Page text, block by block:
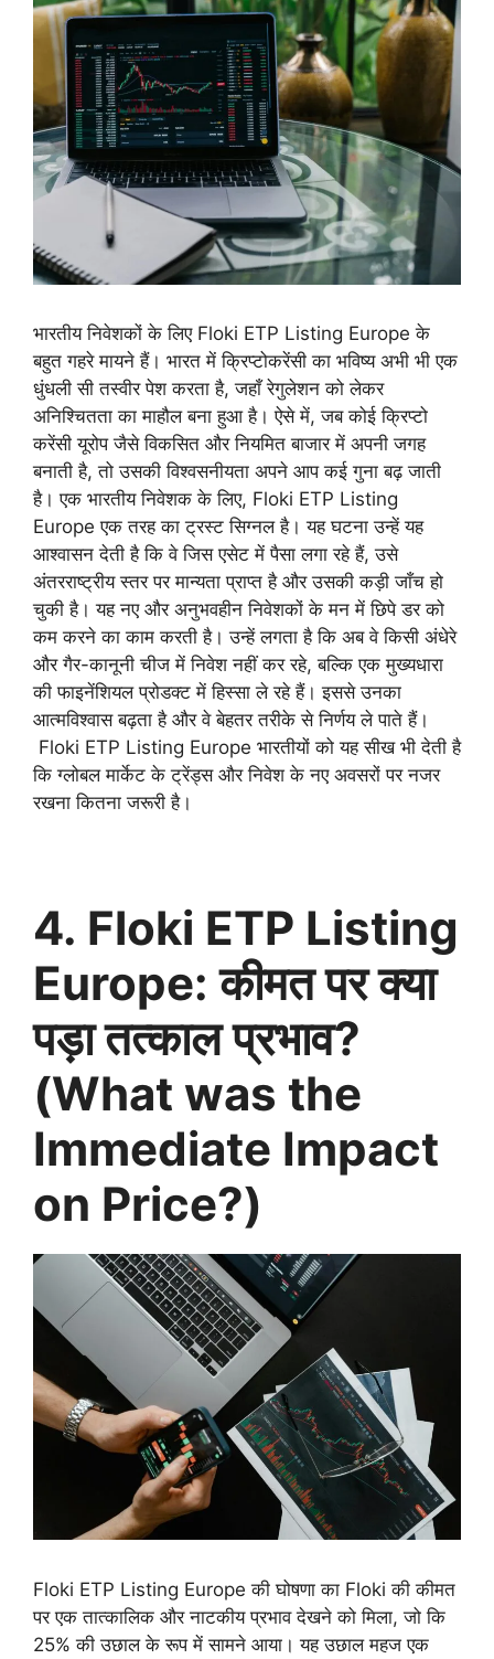
भारतीय निवेशकों के लिए Floki ETP Listing Europe के
बहुत गहरे मायने हैं। भारत में क्रिप्टोकरेंसी का भविष्य अभी भी एक
धुंधली सी तस्वीर पेश करता है, जहाँ रेगुलेशन को लेकर
अनिश्चितता का माहौल बना हुआ है। ऐसे में, जब कोई क्रिप्टो
करेंसी यूरोप जैसे विकसित और नियमित बाजार में अपनी जगह
बनाती है, तो उसकी विश्वसनीयता अपने आप कई गुना बढ़ जाती
है। एक भारतीय निवेशक के लिए, Floki ETP Listing
Europe एक तरह का ट्रस्ट सिग्नल है। यह घटना उन्हें यह
आश्वासन देती है कि वे जिस एसेट में पैसा लगा रहे हैं, उसे
अंतरराष्ट्रीय स्तर पर मान्यता प्राप्त है और उसकी कड़ी जाँच हो
चुकी है। यह नए और अनुभवहीन निवेशकों के मन में छिपे डर को
कम करने का काम करती है। उन्हें लगता है कि अब वे किसी अंधेरे
और गैर-कानूनी चीज में निवेश नहीं कर रहे, बल्कि एक मुख्यधारा
की फाइनेंशियल प्रोडक्ट में हिस्सा ले रहे हैं। इससे उनका
आत्मविश्वास बढ़ता है और वे बेहतर तरीके से निर्णय ले पाते हैं।
Floki ETP Listing Europe भारतीयों को यह सीख भी देती है
कि ग्लोबल मार्केट के ट्रेंड्स और निवेश के नए अवसरों पर नजर
रखना कितना जरूरी है।
4. Floki ETP Listing
Europe: कीमत पर क्या
पड़ा तत्काल प्रभाव?
(What was the
Immediate Impact
on Price?)
Floki ETP Listing Europe की घोषणा का Floki की कीमत
पर एक तात्कालिक और नाटकीय प्रभाव देखने को मिला, जो कि
25% की उछाल के रूप में सामने आया। यह उछाल महज एक